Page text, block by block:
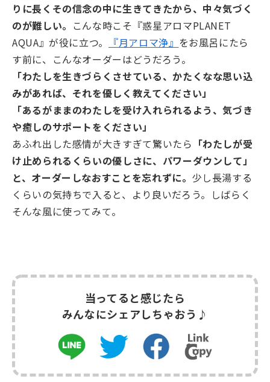
りに長くその信念の中に生きてきたから、中々気づく
のが難しい。 こんな時こそ『惑星アロマPLANET
AQUA』が役に立つ。
『月アロマ浄』 をお風呂にたら
す前に、こんなオーダーはどうだろう。
「わたしを生きづらくさせている、かたくなな思い込
みがあれば、それを優しく教えてください」
「あるがままのわたしを受け入れられるよう、気づき
や癒しのサポートをください」
あふれ出した感情が大きすぎて驚いたら 「わたしが受
け止められるくらいの優しさに、パワーダウンして」
と、オーダーしなおすことを忘れずに。 少し長湯する
くらいの気持ちで入ると、より良いだろう。しばらく
そんな風に使ってみて。
当ってると感じたら
みんなにシェアしちゃおう♪